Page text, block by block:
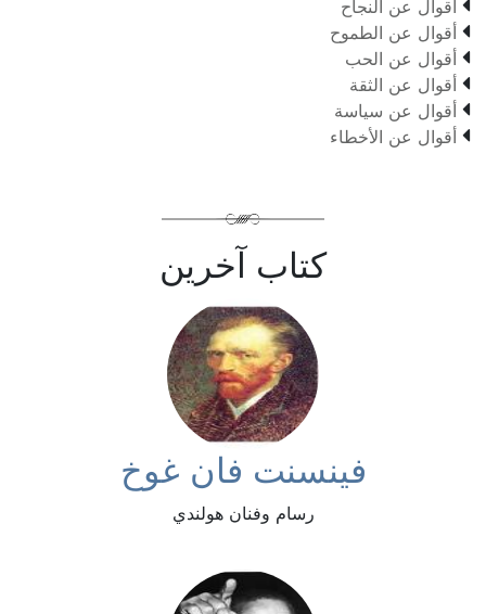
 أقوال عن النجاح
 أقوال عن الطموح
 أقوال عن الحب
 أقوال عن الثقة
 أقوال عن سياسة
 أقوال عن الأخطاء
كتاب آخرين
فينسنت فان غوخ
رسام وفنان هولندي